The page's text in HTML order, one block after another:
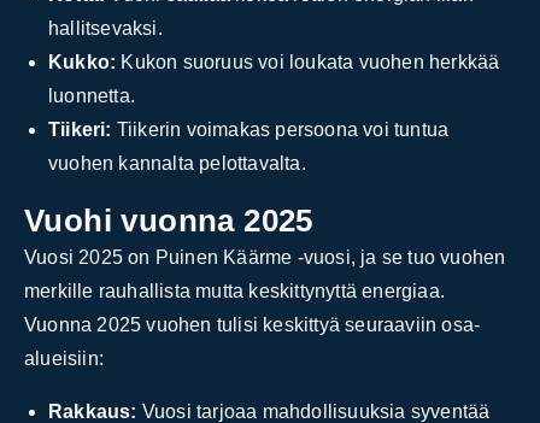
hallitsevaksi.
Kukko: Kukon suoruus voi loukata vuohen herkkää
luonnetta.
Tiikeri: Tiikerin voimakas persoona voi tuntua
vuohen kannalta pelottavalta.
Vuohi vuonna 2025
Vuosi 2025 on Puinen Käärme -vuosi, ja se tuo vuohen
merkille rauhallista mutta keskittynyttä energiaa.
Vuonna 2025 vuohen tulisi keskittyä seuraaviin osa-
alueisiin:
Rakkaus: Vuosi tarjoaa mahdollisuuksia syventää